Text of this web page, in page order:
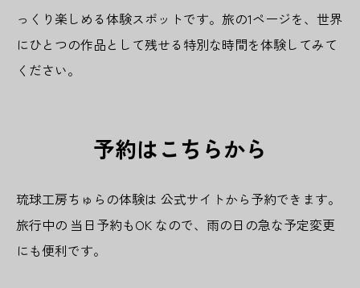
っくり楽しめる体験スポットです。旅の1ページを、世界
にひとつの作品として残せる特別な時間を体験してみて
ください。
予約はこちらから
琉球工房ちゅらの体験は 公式サイトから予約できます。
旅行中の 当日予約もOK なので、雨の日の急な予定変更
にも便利です。